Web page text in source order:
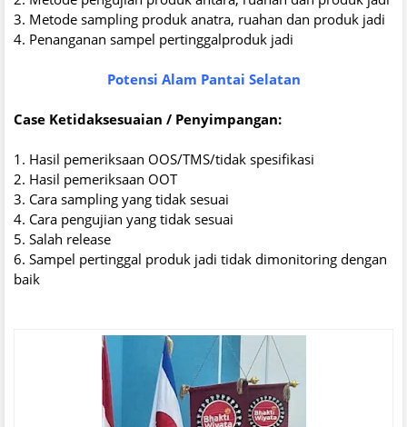
3. Metode sampling produk anatra, ruahan dan produk jadi
4. Penanganan sampel pertinggalproduk jadi
Potensi Alam Pantai Selatan
Case Ketidaksesuaian / Penyimpangan:
1. Hasil pemeriksaan OOS/TMS/tidak spesifikasi
2. Hasil pemeriksaan OOT
3. Cara sampling yang tidak sesuai
4. Cara pengujian yang tidak sesuai
5. Salah release
6. Sampel pertinggal produk jadi tidak dimonitoring dengan
baik